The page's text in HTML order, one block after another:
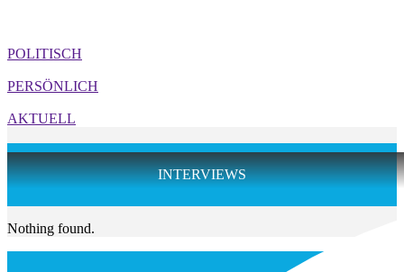
POLITISCH
PERSÖNLICH
AKTUELL
INTERVIEWS
Nothing found.